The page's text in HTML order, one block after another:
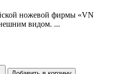
ножевой фирмы «VN
видом. ...